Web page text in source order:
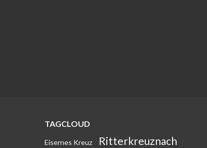
TAGCLOUD
Eisernes Kreuz Ritterkreuznach